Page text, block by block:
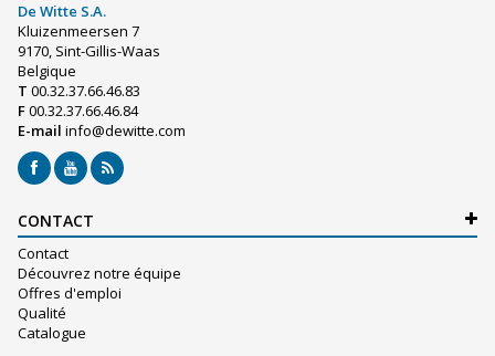
De Witte S.A.
Kluizenmeersen 7
9170, Sint-Gillis-Waas
Belgique
T 00.32.37.66.46.83
F00.32.37.66.46.84
E-mail info@dewitte.com
CONTACT
Contact
Découvrez notre équipe
Offres d'emploi
Qualité
Catalogue